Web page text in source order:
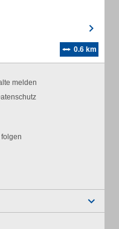
0.6 km
melden